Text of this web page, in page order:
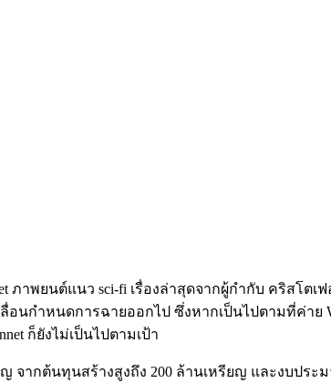
พยนต์แนว sci-fi เรื่องล่าสุดจากผู้กำกับ คริสโตเ
อนกำหนดการฉายออกไป ซึ่งหากเป็นไปตามที่ค่าย
ก็ยังไม่เป็นไปตามเป้า
ญ จากต้นทุนสร้างสูงถึง 200 ล้านเหรียญ และงบป